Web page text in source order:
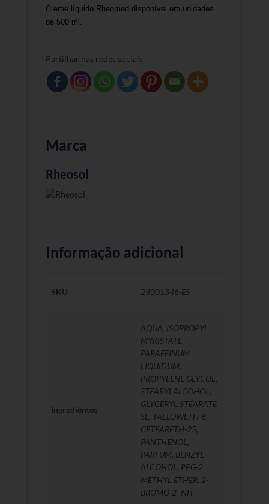
Creme líquido Rheomed disponível em unidades
de 500 ml.
Partilhar nas redes sociais
Marca
Rheosol
Informação adicional
SKU 24001346-ES
Ingredientes
AQUA, ISOPROPYL
MYRISTATE,
PARAFFINUM
LIQUIDUM,
PROPYLENE GLYCOL,
STEARYLALCOHOL,
GLYCERYL STEARATE
SE, TALLOWETH-6,
CETEARETH-25,
PANTHENOL,
PARFUM, BENZYL
ALCOHOL, PPG-2
METHYL ETHER, 2-
BROMO-2- NIT